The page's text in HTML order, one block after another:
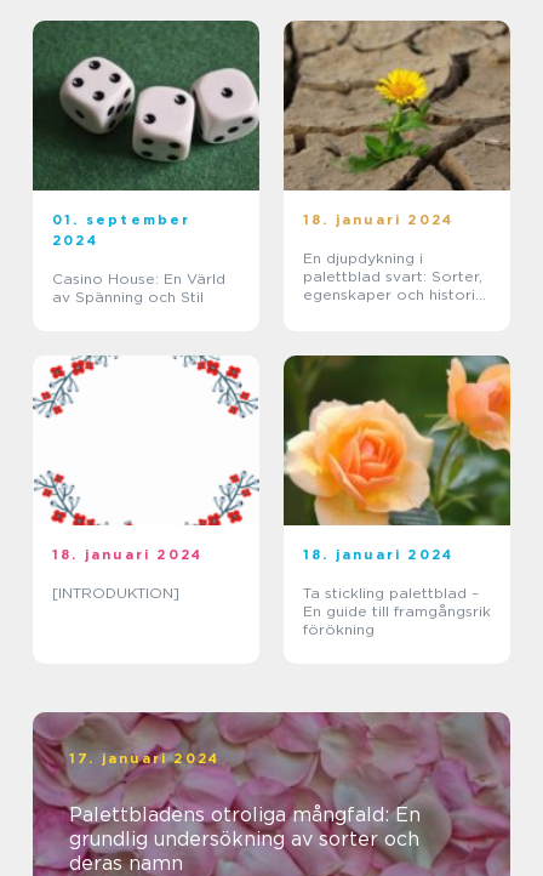
01. september
2024
Casino House: En Värld
av Spänning och Stil
18. januari 2024
En djupdykning i
palettblad svart: Sorter,
egenskaper och historisk
18. januari 2024
[INTRODUKTION]
18. januari 2024
Ta stickling palettblad –
En guide till framgångsrik
förökning
17. januari 2024
Palettbladens otroliga mångfald: En
grundlig undersökning av sorter och
deras namn